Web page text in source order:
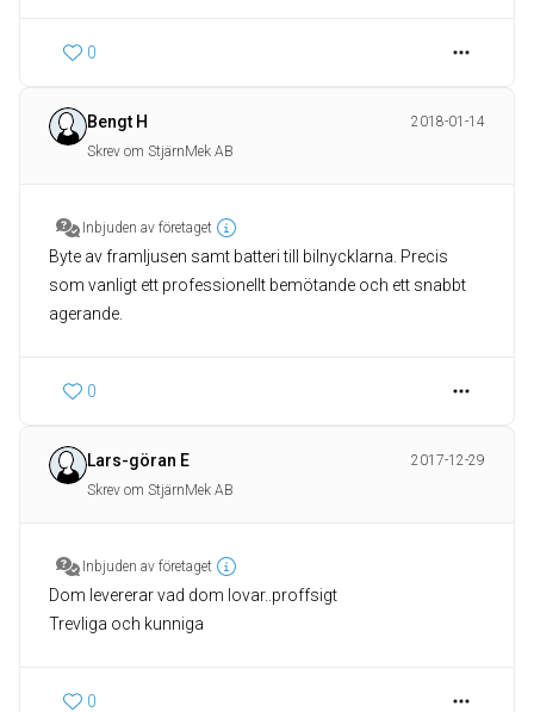
0
Bengt H
2018-01-14
Skrev om StjärnMek AB
Inbjuden av företaget
Byte av framljusen samt batteri till bilnycklarna. Precis
som vanligt ett professionellt bemötande och ett snabbt
agerande.
0
Lars-göran E
2017-12-29
Skrev om StjärnMek AB
Inbjuden av företaget
Dom levererar vad dom lovar..proffsigt
Trevliga och kunniga
0